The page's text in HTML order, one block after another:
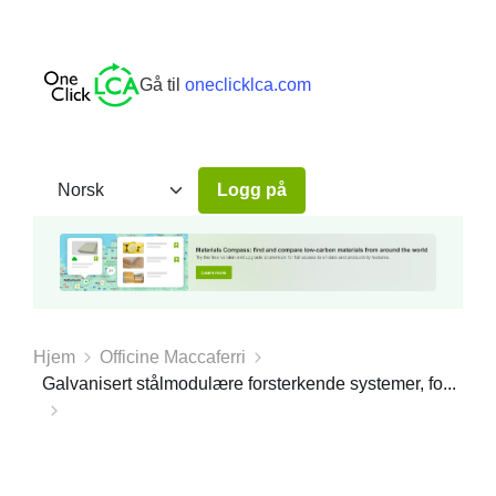
Gå til oneclicklca.com
Logg på
Hjem
Officine Maccaferri
Galvanisert stålmodulære forsterkende systemer, fo...